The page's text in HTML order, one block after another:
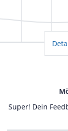
Super! Dein